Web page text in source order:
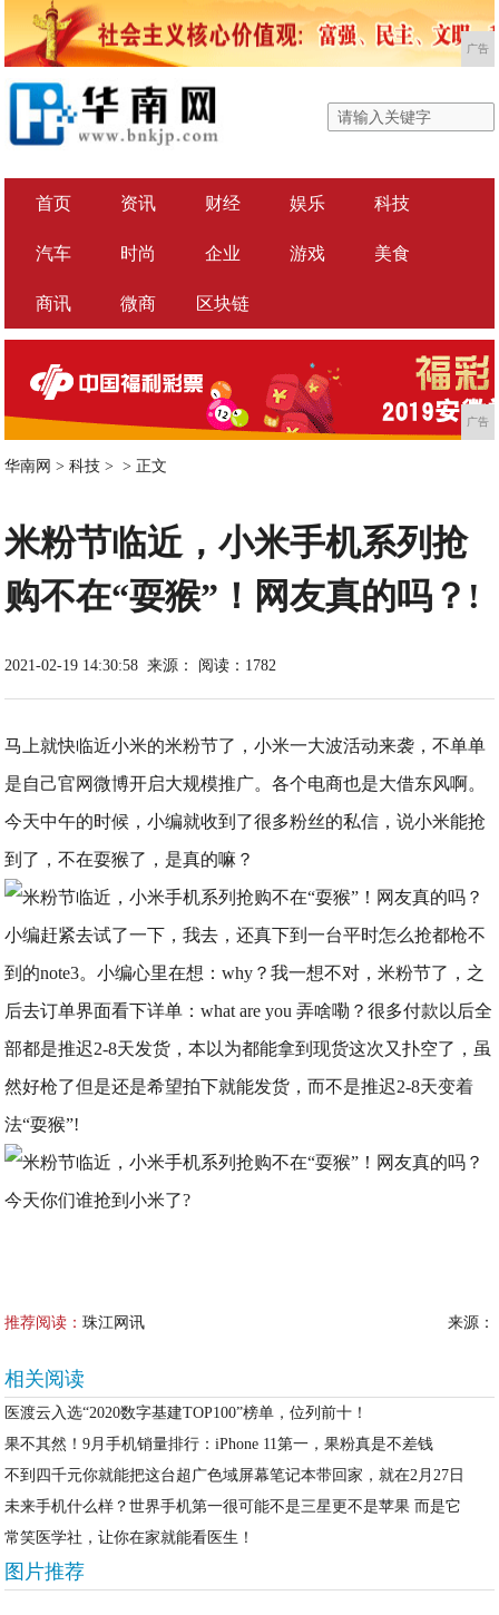
广告
首页 资讯 财经 娱乐 科技
汽车 时尚 企业 游戏 美食
商讯 微商 区块链
广告
华南网 >科技 > > 正文
米粉节临近，小米手机系列抢
购不在“耍猴”！网友真的吗？!
2021-02-19 14:30:58 来源： 阅读：1782
马上就快临近小米的米粉节了，小米一大波活动来袭，不单单
是自己官网微博开启大规模推广。各个电商也是大借东风啊。
今天中午的时候，小编就收到了很多粉丝的私信，说小米能抢
到了，不在耍猴了，是真的嘛？
小编赶紧去试了一下，我去，还真下到一台平时怎么抢都枪不
到的note3。小编心里在想：why？我一想不对，米粉节了，之
后去订单界面看下详单：what are you 弄啥嘞？很多付款以后全
部都是推迟2-8天发货，本以为都能拿到现货这次又扑空了，虽
然好枪了但是还是希望拍下就能发货，而不是推迟2-8天变着
法“耍猴”!
今天你们谁抢到小米了?
推荐阅读：珠江网讯 来源：
相关阅读
医渡云入选“2020数字基建TOP100”榜单，位列前十！
果不其然！9月手机销量排行：iPhone 11第一，果粉真是不差钱
不到四千元你就能把这台超广色域屏幕笔记本带回家，就在2月27日
未来手机什么样？世界手机第一很可能不是三星更不是苹果 而是它
常笑医学社，让你在家就能看医生！
图片推荐